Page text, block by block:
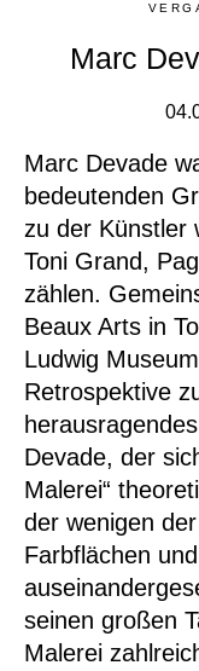
Marc
Marc Devade
bedeutenden
zu der Künstler
Toni Grand,
zählen.
Beaux Arts in
Ludwig
Retrospektive
Devade, der
Malerei“
der wenigen
Farbflächen
seinen großen
Malerei